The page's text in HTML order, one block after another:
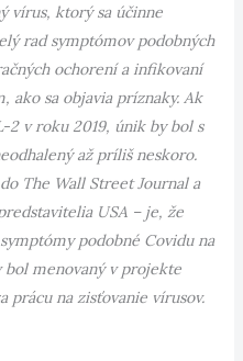
vírus, ktorý sa účinne
rad symptómov podobných
ochorení a infikovaní
ako sa objavia príznaky. Ak
2 v roku 2019, únik by bol s
až príliš neskoro.
The Wall Street Journal a
USA – je, že
podobné Covidu na
bol menovaný v projekte
prácu na zisťovanie vírusov.